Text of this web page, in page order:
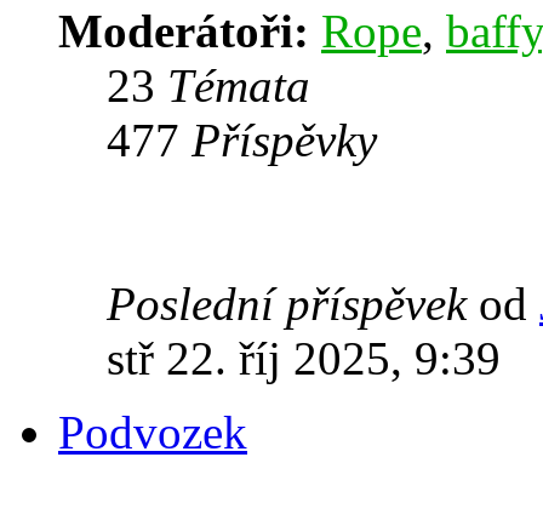
Moderátoři: Rope, baffy
23 Témata
477 Příspěvky
Poslední příspěvekod
stř 22. říj 2025, 9:39
Podvozek